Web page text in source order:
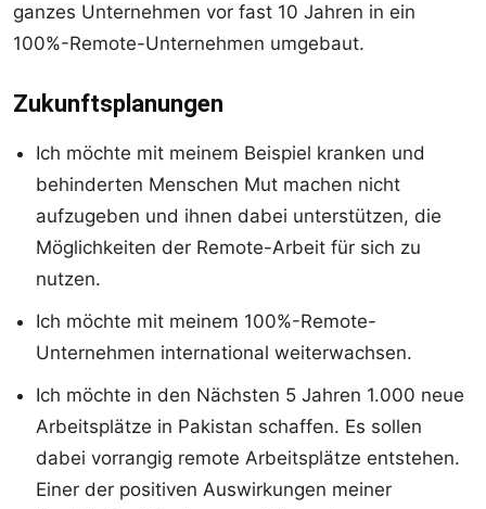
ganzes Unternehmen vor fast 10 Jahren in ein
100%-Remote-Unternehmen umgebaut.
Zukunftsplanungen
Ich möchte mit meinem Beispiel kranken und
behinderten Menschen Mut machen nicht
aufzugeben und ihnen dabei unterstützen, die
Möglichkeiten der Remote-Arbeit für sich zu
nutzen.
Ich möchte mit meinem 100%-Remote-
Unternehmen international weiterwachsen.
Ich möchte in den Nächsten 5 Jahren 1.000 neue
Arbeitsplätze in Pakistan schaffen. Es sollen
dabei vorrangig remote Arbeitsplätze entstehen.
Einer der positiven Auswirkungen meiner